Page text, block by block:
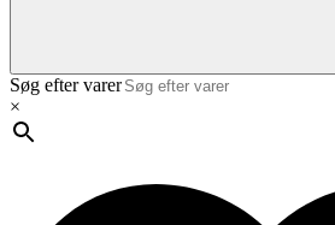
Søg efter varer
×